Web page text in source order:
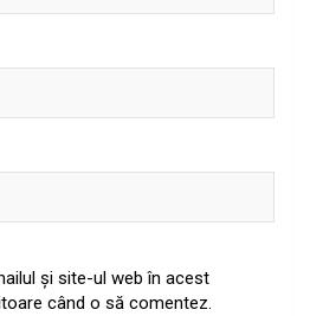
și site-ul web în acest
când o să comentez.